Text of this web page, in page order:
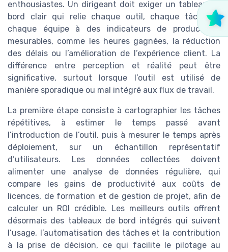
enthousiastes. Un dirigeant doit exiger un tableau de
bord clair qui relie chaque outil, chaque tâche et
chaque équipe à des indicateurs de productivité
mesurables, comme les heures gagnées, la réduction
des délais ou l’amélioration de l’expérience client. La
différence entre perception et réalité peut être
significative, surtout lorsque l’outil est utilisé de
manière sporadique ou mal intégré aux flux de travail.
La première étape consiste à cartographier les tâches
répétitives, à estimer le temps passé avant
l’introduction de l’outil, puis à mesurer le temps après
déploiement, sur un échantillon représentatif
d’utilisateurs. Les données collectées doivent
alimenter une analyse de données régulière, qui
compare les gains de productivité aux coûts de
licences, de formation et de gestion de projet, afin de
calculer un ROI crédible. Les meilleurs outils offrent
désormais des tableaux de bord intégrés qui suivent
l’usage, l’automatisation des tâches et la contribution
à la prise de décision, ce qui facilite le pilotage au